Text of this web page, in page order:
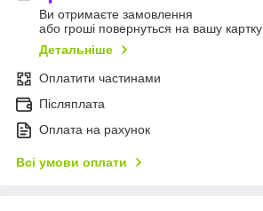
Ви отримаєте замовлення
або гроші повернуться на вашу картку
Детальніше
Оплатити частинами
Післяплата
Оплата на рахунок
Всі умови оплати